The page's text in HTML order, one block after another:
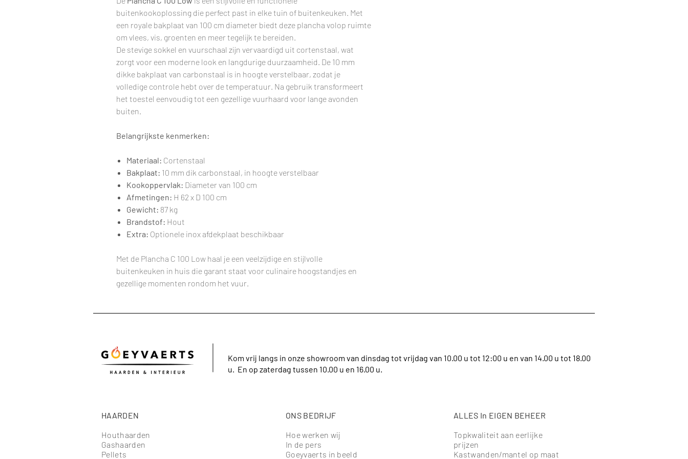
buitenkookoplossing die perfect past in elke tuin of buitenkeuken. Met
een royale bakplaat van 100 cm diameter biedt deze plancha volop ruimte
om vlees, vis, groenten en meer tegelijk te bereiden.
De stevige sokkel en vuurschaal zijn vervaardigd uit cortenstaal, wat
zorgt voor een moderne look en langdurige duurzaamheid. De 10 mm
dikke bakplaat van carbonstaal is in hoogte verstelbaar, zodat je
volledige controle hebt over de temperatuur. Na gebruik transformeert
het toestel eenvoudig tot een gezellige vuurhaard voor lange avonden
buiten.
Belangrijkste kenmerken:
Materiaal: Cortenstaal
Bakplaat: 10 mm dik carbonstaal, in hoogte verstelbaar
Kookoppervlak: Diameter van 100 cm
Afmetingen: H 62 x D 100 cm
Gewicht: 87 kg
Brandstof: Hout
Extra: Optionele inox afdekplaat beschikbaar
Met de Plancha C 100 Low haal je een veelzijdige en stijlvolle
buitenkeuken in huis die garant staat voor culinaire hoogstandjes en
gezellige momenten rondom het vuur.
Kom vrij langs in onze showroom van dinsdag tot vrijdag van 10.00 u tot 12:00 u en van 14.00 u tot 18.00
u. En op zaterdag tussen 10.00 u en 16.00 u.
HAARDEN
Houthaarden
Gashaarden
Pellets
ONS BEDRIJF
Hoe werken wij
In de pers
Goeyvaerts in beeld
ALLES In EIGEN BEHEER
Topkwaliteit aan eerlijke
prijzen
Kastwanden/mantel op maat